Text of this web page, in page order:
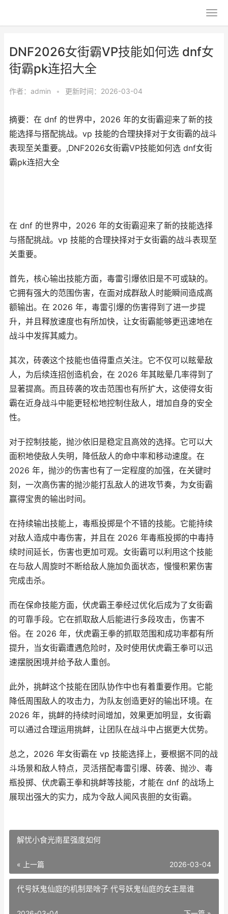
DNF2026女街霸VP技能如何选 dnf女
街霸pk连招大全
作者： admin • 更新时间：2026-03-04
摘要：在 dnf 的世界中，2026 年的女街霸迎来了新的技
能选择与搭配挑战。vp 技能的合理抉择对于女街霸的战斗
表现至关重要。,DNF2026女街霸VP技能如何选 dnf女街
霸pk连招大全
在 dnf 的世界中，2026 年的女街霸迎来了新的技能选择
与搭配挑战。vp 技能的合理抉择对于女街霸的战斗表现至
关重要。
首先，核心输出技能方面，毒雷引爆依旧是不可或缺的。
它拥有强大的范围伤害，在面对成群敌人时能瞬间造成高
额输出。在 2026 年，毒雷引爆的伤害得到了进一步提
升，并且释放速度也有所加快，让女街霸能够更迅速地在
战斗中发挥其威力。
其次，砖袭这个技能也值得重点关注。它不仅可以眩晕敌
人，为后续连招创造机会，在 2026 年其眩晕几率得到了
显著提高。而且砖袭的攻击范围也有所扩大，这使得女街
霸在近身战斗中能更轻松地控制住敌人，增加自身的安全
性。
对于控制技能，抛沙依旧是稳定且高效的选择。它可以大
面积地使敌人失明，降低敌人的命中率和移动速度。在
2026 年，抛沙的伤害也有了一定程度的加强，在关键时
刻，一次高伤害的抛沙能打乱敌人的进攻节奏，为女街霸
赢得宝贵的输出时间。
在持续输出技能上，毒瓶投掷是个不错的技能。它能持续
对敌人造成中毒伤害，并且在 2026 年毒瓶投掷的中毒持
续时间延长，伤害也更加可观。女街霸可以利用这个技能
在与敌人周旋时不断给敌人施加负面状态，慢慢积累伤害
完成击杀。
而在保命技能方面，伏虎霸王拳经过优化后成为了女街霸
的可靠手段。它在抓取敌人后能进行多段攻击，伤害不
俗。在 2026 年，伏虎霸王拳的抓取范围和成功率都有所
提升，当女街霸遭遇危险时，及时使用伏虎霸王拳可以迅
速摆脱困境并给予敌人重创。
此外，挑衅这个技能在团队协作中也有着重要作用。它能
降低周围敌人的攻击力，为队友创造更好的输出环境。在
2026 年，挑衅的持续时间增加，效果更加明显，女街霸
可以通过合理运用挑衅，让团队在战斗中占据更大优势。
总之，2026 年女街霸在 vp 技能选择上，要根据不同的战
斗场景和敌人特点，灵活搭配毒雷引爆、砖袭、抛沙、毒
瓶投掷、伏虎霸王拳和挑衅等技能，才能在 dnf 的战场上
展现出强大的实力，成为令敌人闻风丧胆的女街霸。
解忧小食光南星强度如何
« 上一篇 2026-03-04
代号妖鬼仙庭的机制是啥子 代号妖鬼仙庭的女主是谁